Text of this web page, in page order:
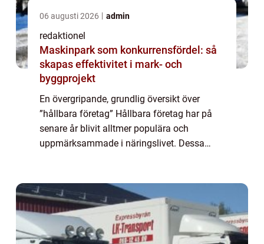
06 augusti 2026 admin
redaktionel
Maskinpark som konkurrensfördel: så
skapas effektivitet i mark- och
byggprojekt
En övergripande, grundlig översikt över
”hållbara företag” Hållbara företag har på
senare år blivit alltmer populära och
uppmärksammade i näringslivet. Dessa